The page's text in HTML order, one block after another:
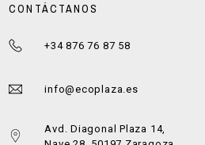
CONTÁCTANOS
+34 876 76 87 58
info@ecoplaza.es
Avd. Diagonal Plaza 14,